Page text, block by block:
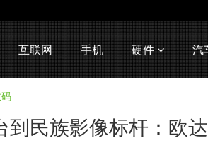
互联网 手机 硬件 汽
到民族影像标杆：欧